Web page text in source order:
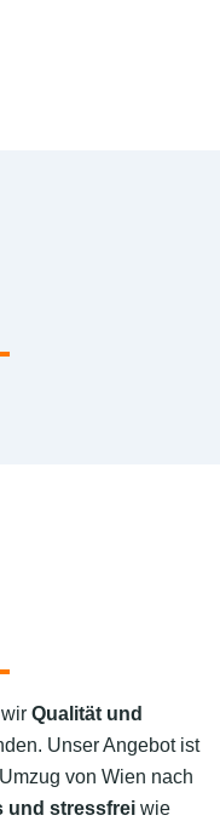
Qualität und
Unser Angebot ist
von Wien nach
und stressfreiwie